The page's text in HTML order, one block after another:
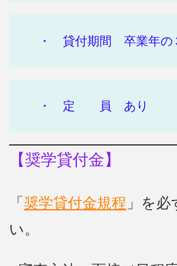
・ 貸付期間 卒業年の
・ 定 員 あり
【奨学貸付金】
「 奨学貸付金規程 」を必
い。